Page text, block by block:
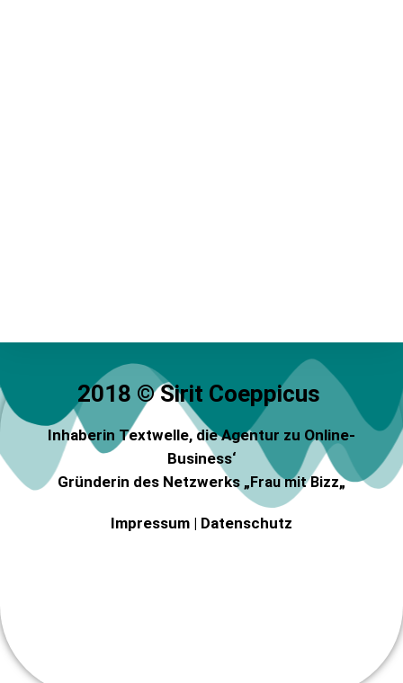
2018 © Sirit Coeppicus
Inhaberin Textwelle, die Agentur zu Online-
Business‘
Gründerin des Netzwerks „ Frau mit Bizz„
Impressum | Datenschutz